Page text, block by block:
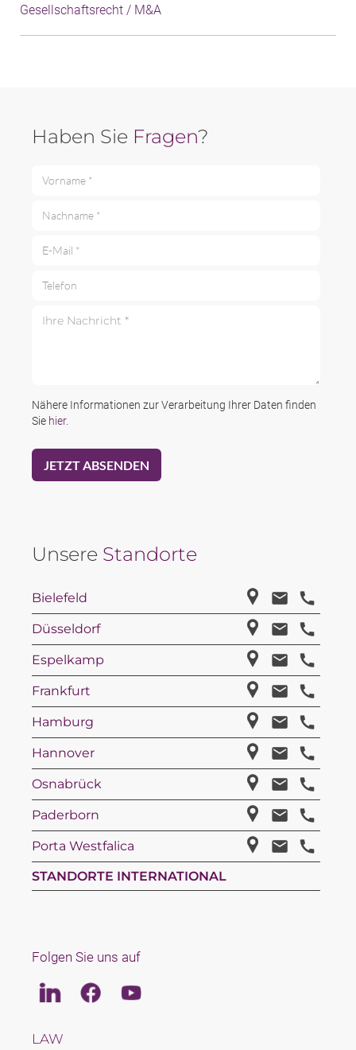
Gesellschaftsrecht / M&A
Haben Sie Fragen?
Nähere Informationen zur Verarbeitung Ihrer Daten finden
Sie hier.
Unsere Standorte
Bielefeld
Düsseldorf
Espelkamp
Frankfurt
Hamburg
Hannover
Osnabrück
Paderborn
Porta Westfalica
STANDORTE INTERNATIONAL
Folgen Sie uns auf
LinkedinFacebookYoutube
LAW